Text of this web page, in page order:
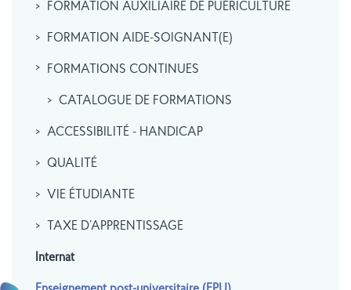
FORMATION AUXILIAIRE DE PUÉRICULTURE
FORMATION AIDE-SOIGNANT(E)
FORMATIONS CONTINUES
CATALOGUE DE FORMATIONS
ACCESSIBILITÉ - HANDICAP
QUALITÉ
VIE ÉTUDIANTE
TAXE D’APPRENTISSAGE
Internat